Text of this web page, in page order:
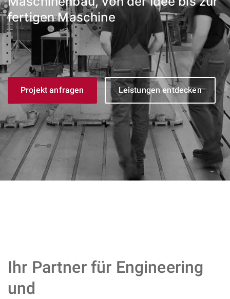
fertigen Maschine
Projekt anfragen Leistungen entdecken
Ihr Partner für Engineering
und